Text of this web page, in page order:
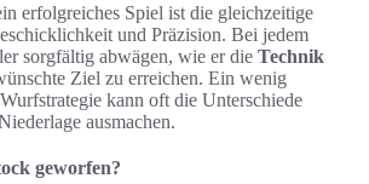
erfolgreiches Spiel ist die gleichzeitige
und Präzision. Bei jedem
sorgfältig abwägen, wie er die Technik
Ziel zu erreichen. Ein wenig
kann oft die Unterschiede
ausmachen.
geworfen?